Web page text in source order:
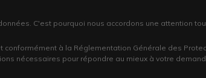
C'est pourquoi nous accordons une attention
à la Réglementation Générale des
nécessaires pour répondre au mieux à votre